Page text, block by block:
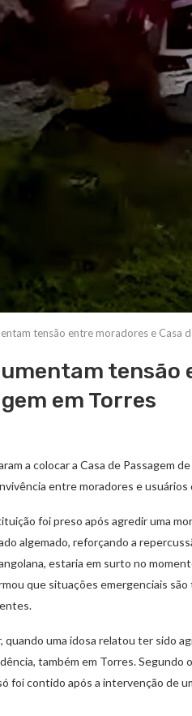
tensão entre moradores e Casa
tensão
em Torres
a colocar a Casa de Passagem
entre moradores e usuários
foi preso após agredir uma
algemado, reforçando a
estaria em surto no
que situações emergenciais
uma idosa relatou ter sido
também em Torres. Segundo
foi contido após a intervenção de